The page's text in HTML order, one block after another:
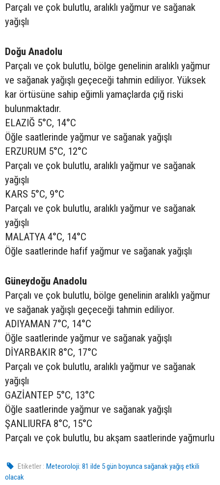
Parçalı ve çok bulutlu, aralıklı yağmur ve sağanak
yağışlı
Doğu Anadolu
Parçalı ve çok bulutlu, bölge genelinin aralıklı yağmur
ve sağanak yağışlı geçeceği tahmin ediliyor. Yüksek
kar örtüsüne sahip eğimli yamaçlarda çığ riski
bulunmaktadır.
ELAZIĞ 5°C, 14°C
Öğle saatlerinde yağmur ve sağanak yağışlı
ERZURUM 5°C, 12°C
Parçalı ve çok bulutlu, aralıklı yağmur ve sağanak
yağışlı
KARS 5°C, 9°C
Parçalı ve çok bulutlu, aralıklı yağmur ve sağanak
yağışlı
MALATYA 4°C, 14°C
Öğle saatlerinde hafif yağmur ve sağanak yağışlı
Güneydoğu Anadolu
Parçalı ve çok bulutlu, bölge genelinin aralıklı yağmur
ve sağanak yağışlı geçeceği tahmin ediliyor.
ADIYAMAN 7°C, 14°C
Öğle saatlerinde yağmur ve sağanak yağışlı
DİYARBAKIR 8°C, 17°C
Parçalı ve çok bulutlu, aralıklı yağmur ve sağanak
yağışlı
GAZİANTEP 5°C, 13°C
Öğle saatlerinde yağmur ve sağanak yağışlı
ŞANLIURFA 8°C, 15°C
Parçalı ve çok bulutlu, bu akşam saatlerinde yağmurlu
Etiketler : Meteoroloji: 81 ilde 5 gün boyunca sağanak yağış etkili
olacak